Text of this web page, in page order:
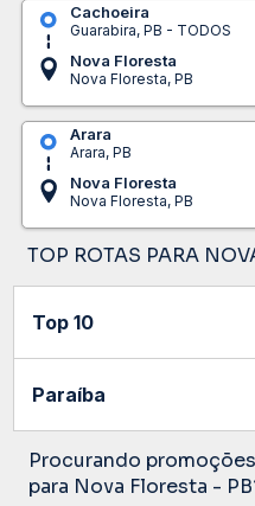
Cachoeira
Guarabira, PB - TODOS
Nova Floresta
Nova Floresta, PB
Arara
Arara, PB
Nova Floresta
Nova Floresta, PB
TOP ROTAS PARA
Top 10
Paraíba
Procurando
para Nova Floresta -